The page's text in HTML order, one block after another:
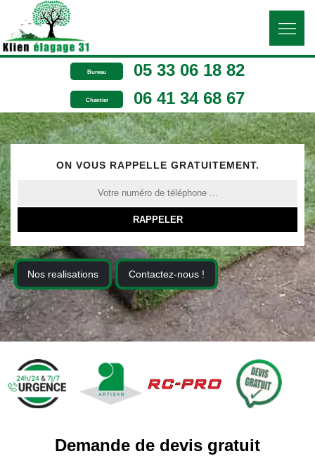
Bureau 05 33 06 18 82
Chantier 06 41 34 68 67
ON VOUS RAPPELLE GRATUITEMENT.
Nos realisations Contactez-nous !
Demande de devis gratuit